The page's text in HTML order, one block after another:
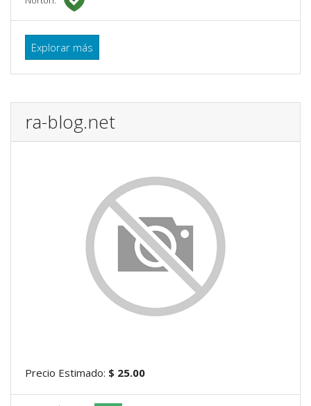
Explorar más
ra-blog.net
Precio Estimado: $ 25.00